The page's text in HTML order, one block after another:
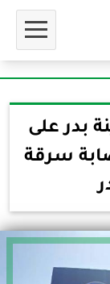
بدر على
سرقة